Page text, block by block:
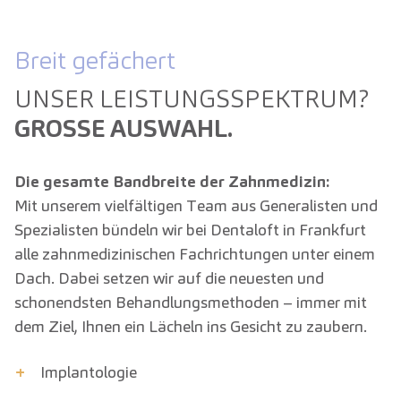
Breit gefächert
UNSER LEISTUNGS­SPEKTRUM?
GROSSE AUSWAHL.
Die gesamte Bandbreite der Zahnmedizin:
Mit unserem vielfältigen Team aus Generalisten und
Spezialisten bündeln wir bei Dentaloft in Frankfurt
alle zahnmedizinischen Fachrichtungen unter einem
Dach. Dabei setzen wir auf die neuesten und
schonendsten Behandlungsmethoden – immer mit
dem Ziel, Ihnen ein Lächeln ins Gesicht zu zaubern.
+
Implantologie